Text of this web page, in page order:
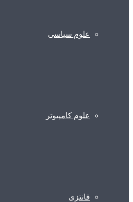
علوم سیاسی
علوم کامپیوتر
فانتزی